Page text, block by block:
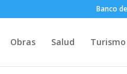
Banco
Obras Salud Turismo